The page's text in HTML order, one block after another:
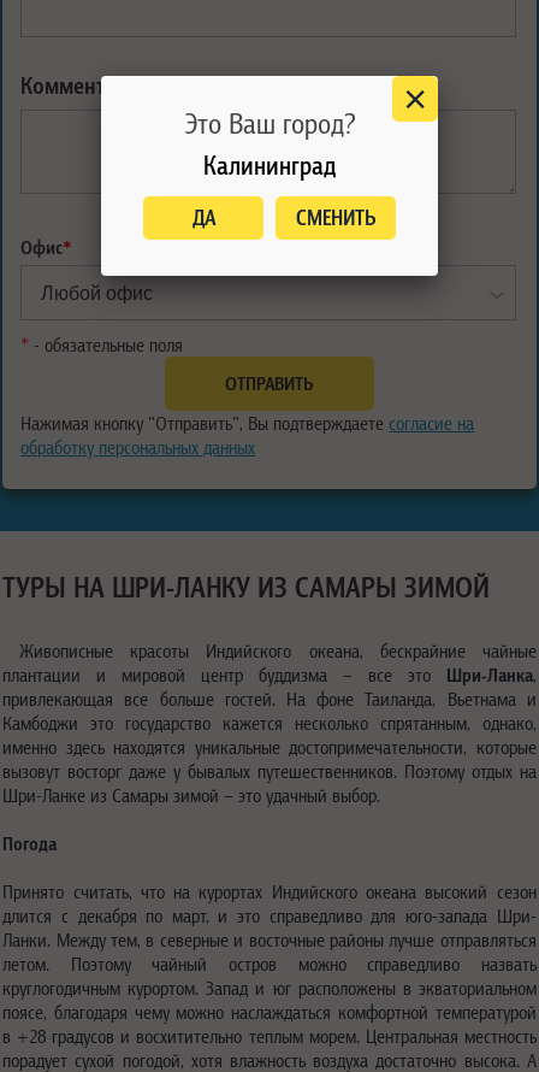
Комментарий:
Офис*
* - обязательные поля
Нажимая кнопку "Отправить", Вы подтверждаете согласие на
обработку персональных данных
ТУРЫ НА ШРИ-ЛАНКУ ИЗ САМАРЫ ЗИМОЙ
Живописные красоты Индийского океана, бескрайние чайные
плантации и мировой центр буддизма – все это Шри-Ланка,
привлекающая все больше гостей. На фоне Таиланда, Вьетнама и
Камбоджи это государство кажется несколько спрятанным, однако,
именно здесь находятся уникальные достопримечательности, которые
вызовут восторг даже у бывалых путешественников. Поэтому отдых на
Шри-Ланке из Самары зимой – это удачный выбор.
Погода
Принято считать, что на курортах Индийского океана высокий сезон
длится с декабря по март, и это справедливо для юго-запада Шри-
Ланки. Между тем, в северные и восточные районы лучше отправляться
летом. Поэтому чайный остров можно справедливо назвать
круглогодичным курортом. Запад и юг расположены в экваториальном
поясе, благодаря чему можно наслаждаться комфортной температурой
в +28 градусов и восхитительно теплым морем. Центральная местность
порадует сухой погодой, хотя влажность воздуха достаточно высока. А
Это Ваш город?
Калининград
ДА СМЕНИТЬ